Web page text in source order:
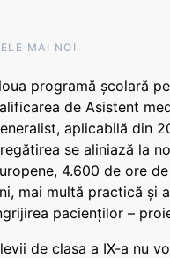
MAI NOI
programă școlară
de Asistent
aplicabilă din
se aliniază la
4.600 de ore
mai multă practică și
pacienților –
de clasa a IX-a nu